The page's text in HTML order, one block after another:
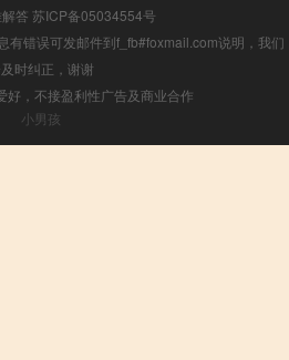
答 苏ICP备05034554号
有错误可发邮件到f_fb#foxmail.com说明，我们
时纠正，谢谢
好，不接盈利性广告及商业合作
小男孩